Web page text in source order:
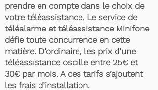
prendre en compte dans le choix de
votre téléassistance. Le service de
téléalarme et téléassistance Minifone
défie toute concurrence en cette
matière. D’ordinaire, les prix d’une
téléassistance oscille entre 25€ et
30€ par mois. A ces tarifs s’ajoutent
les frais d’installation.